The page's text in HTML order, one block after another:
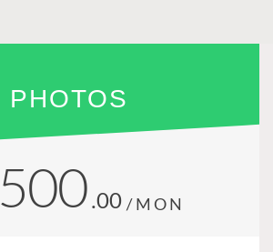
PHOTOS
500 .00 /MON